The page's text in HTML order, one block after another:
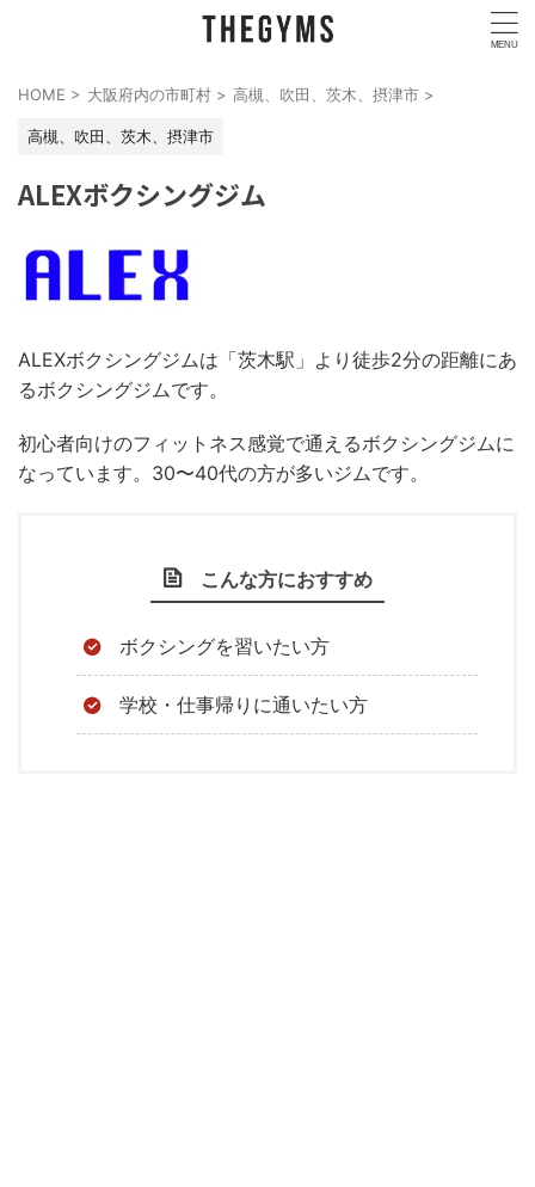
HOME > 大阪府内の市町村 > 高槻、吹田、茨木、摂津市 >
高槻、吹田、茨木、摂津市
ALEXボクシングジム
ALEXボクシングジムは「茨木駅」より徒歩2分の距離にあ
るボクシングジムです。
初心者向けのフィットネス感覚で通えるボクシングジムに
なっています。30〜40代の方が多いジムです。
こんな方におすすめ
ボクシングを習いたい方
学校・仕事帰りに通いたい方